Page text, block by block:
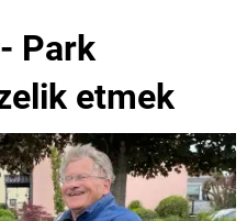
Русский
Deutsch
Park
etmek